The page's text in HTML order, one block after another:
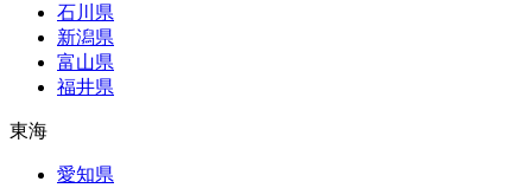
石川県
新潟県
富山県
福井県
東海
愛知県